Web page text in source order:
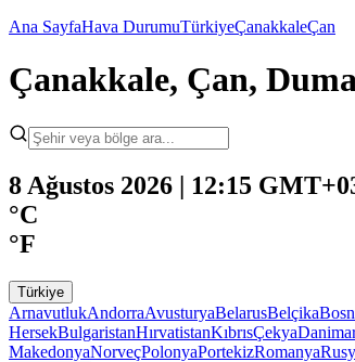
Ana SayfaHava DurumuTürkiyeÇanakkaleÇan
Çanakkale, Çan,
8 Ağustos 2026 | 12:15
°C
°F
Türkiye
ArnavutlukAndorraAvusturyaBelarusBelçika
HersekBulgaristanHırvatistanKıbrısÇekya
MakedonyaNorveçPolonyaPortekizRomanya